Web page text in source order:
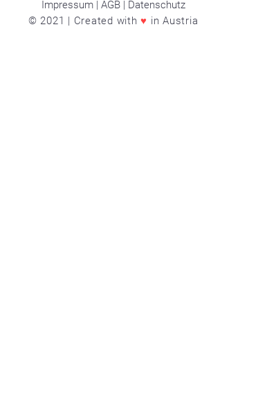
Impressum | AGB | Datenschutz
© 2021 | Created with♥ in Austria